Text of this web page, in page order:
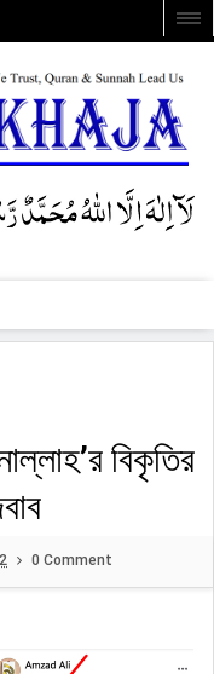
বিকৃতির
0 Comment